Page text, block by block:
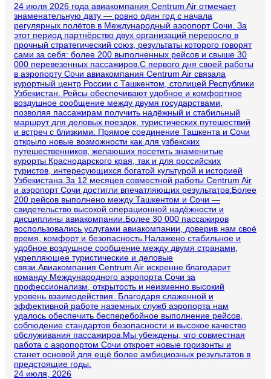
24 июля 2026 года авиакомпания Centrum Air отмечает
знаменательную дату — ровно один год с начала
регулярных полётов в Международный аэропорт Сочи. За
этот период партнёрство двух организаций переросло в
прочный стратегический союз, результаты которого говорят
сами за себя: более 200 выполненных рейсов и свыше 30
000 перевезенных пассажиров.С первого дня своей работы
в аэропорту Сочи авиакомпания Centrum Air связала
курортный центр России с Ташкентом, столицей Республики
Узбекистан. Рейсы обеспечивают удобное и комфортное
воздушное сообщение между двумя государствами,
позволяя пассажирам получить надёжный и стабильный
маршрут для деловых поездок, туристических путешествий
и встреч с близкими. Прямое соединение Ташкента и Сочи
открыло новые возможности как для узбекских
путешественников, желающих посетить знаменитые
курорты Краснодарского края, так и для российских
туристов, интересующихся богатой культурой и историей
Узбекистана.За 12 месяцев совместной работы Centrum Air
и аэропорт Сочи достигли впечатляющих результатов:Более
200 рейсов выполнено между Ташкентом и Сочи —
свидетельство высокой операционной надёжности и
дисциплины авиакомпании.Более 30 000 пассажиров
воспользовались услугами авиакомпании, доверив нам своё
время, комфорт и безопасность.Налажено стабильное и
удобное воздушное сообщение между двумя странами,
укрепляющее туристические и деловые
связи.Авиакомпания Centrum Air искренне благодарит
команду Международного аэропорта Сочи за
профессионализм, открытость и неизменно высокий
уровень взаимодействия. Благодаря слаженной и
эффективной работе наземных служб аэропорта нам
удалось обеспечить бесперебойное выполнение рейсов,
соблюдение стандартов безопасности и высокое качество
обслуживания пассажиров.Мы убеждены, что совместная
работа с аэропортом Сочи откроет новые горизонты и
станет основой для ещё более амбициозных результатов в
предстоящие годы.
24 июля, 2026